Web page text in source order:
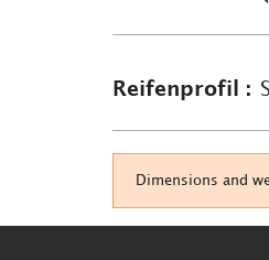
Reifenprofil :
Dimensions and